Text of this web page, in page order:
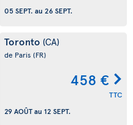
05 SEPT. au 26 SEPT.
Toronto (CA)
de Paris (FR)
458 €
TTC
29 AOÛTau 12 SEPT.